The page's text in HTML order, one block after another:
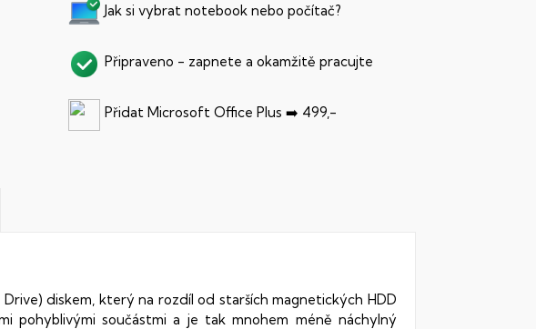
Jak si vybrat notebook nebo počítač?
Připraveno - zapnete a okamžitě pracujte
Přidat Microsoft Office Plus ➡️ 499,-
Drive) diskem, který na rozdíl od starších magnetických HDD
pohyblivými součástmi a je tak mnohem méně náchylný